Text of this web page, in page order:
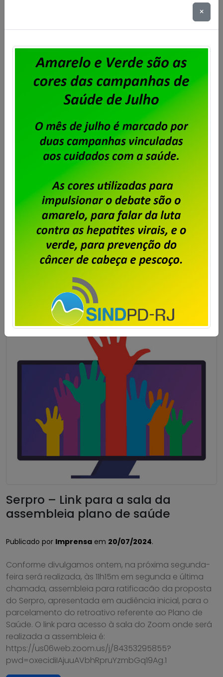
contendo a chave de identificação e a data prevista
14-Guia de seguro-desemprego
12-LIVRO OU FICHA DE REGISTRO
1 – O agendamento deve ser solicitado através
SINDPD-RJ (homologacao@sindpdrj.org.br)
Outros relacionados
Termo Aditivo Unisys
Publicado porImprensaem10/07/2025.
Termo_Aditivo_ 2025-26_ Unisys
Serpro – Link para a sala da
assembleia plano de saúde
Publicado por Imprensa em 20/07/2024.
Conforme divulgamos ontem, na próxima segunda-
feira será realizada, às 11h15m em segunda e última
chamada, assembleia para ratificacão da proposta
do Serpro, apresentada em audiência inicial, para o
parcelamento do retroativo referente ao Plano de
Saúde. O link para acesso à sala do Zoom onde será
realizada a assembleia é:
https://us06web.zoom.us/j/84353295855?
pwd=oxecidiIAjuuAVbhRpruYzmbGq19Ag.1
×